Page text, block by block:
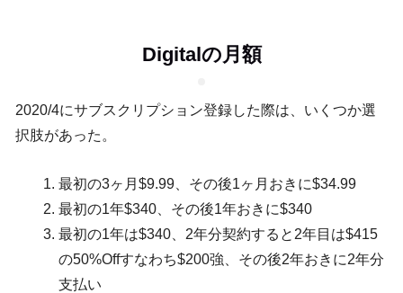
Digitalの月額
2020/4にサブスクリプション登録した際は、いくつか選
択肢があった。
最初の3ヶ月$9.99、その後1ヶ月おきに$34.99
最初の1年$340、その後1年おきに$340
最初の1年は$340、2年分契約すると2年目は$415
の50%Offすなわち$200強、その後2年おきに2年分
支払い